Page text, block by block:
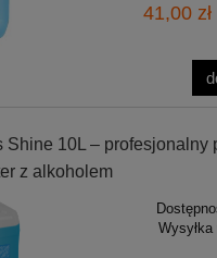
41,00 zł
Shine 10L – profesjonalny
z alkoholem
Wysyłka